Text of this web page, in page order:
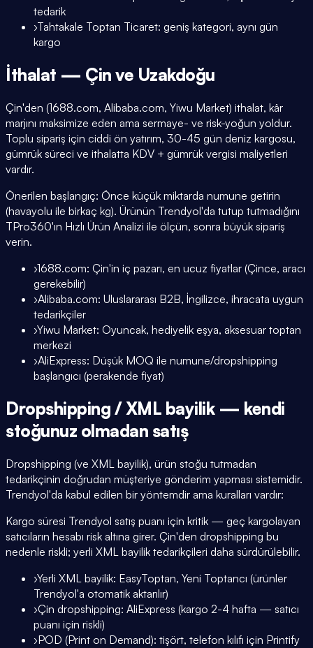
tedarik
›Tahtakale Toptan Ticaret: geniş kategori, aynı gün
kargo
İthalat — Çin ve Uzakdoğu
Çin'den (1688.com, Alibaba.com, Yiwu Market) ithalat, kâr
marjını maksimize eden ama sermaye- ve risk-yoğun yoldur.
Toplu sipariş için ciddi ön yatırım, 30-45 gün deniz kargosu,
gümrük süreci ve ithalatta KDV + gümrük vergisi maliyetleri
vardır.
Önerilen başlangıç: Önce küçük miktarda numune getirin
(havayolu ile birkaç kg). Ürünün Trendyol'da tutup tutmadığını
TPro360'ın Hızlı Ürün Analizi ile ölçün, sonra büyük sipariş
verin.
›1688.com: Çin'in iç pazarı, en ucuz fiyatlar (Çince, aracı
gerekebilir)
›Alibaba.com: Uluslararası B2B, İngilizce, ihracata uygun
tedarikçiler
›Yiwu Market: Oyuncak, hediyelik eşya, aksesuar toptan
merkezi
›AliExpress: Düşük MOQ ile numune/dropshipping
başlangıcı (perakende fiyat)
Dropshipping / XML bayilik — kendi
stoğunuz olmadan satış
Dropshipping (ve XML bayilik), ürün stoğu tutmadan
tedarikçinin doğrudan müşteriye gönderim yapması sistemidir.
Trendyol'da kabul edilen bir yöntemdir ama kuralları vardır:
Kargo süresi Trendyol satış puanı için kritik — geç kargolayan
satıcıların hesabı risk altına girer. Çin'den dropshipping bu
nedenle riskli; yerli XML bayilik tedarikçileri daha sürdürülebilir.
›Yerli XML bayilik: EasyToptan, Yeni Toptancı (ürünler
Trendyol'a otomatik aktarılır)
›Çin dropshipping: AliExpress (kargo 2-4 hafta — satıcı
puanı için riskli)
›POD (Print on Demand): tişört, telefon kılıfı için Printify